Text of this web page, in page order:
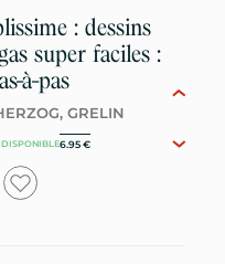
: dessins
super faciles :
à-pas
GRELIN
DISPONIBLE6.95 €